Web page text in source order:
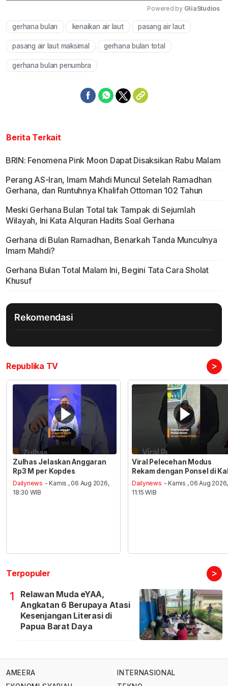
Mute
Powered by GliaStudios
gerhana bulan kenaikan air laut pasang air laut
pasang air laut maksimal gerhana bulan total
gerhana bulan penumbra
Berita Terkait
BRIN: Fenomena Pink Moon Dapat Disaksikan Rabu Malam
Perang AS-Iran, Imam Mahdi Muncul Setelah Ramadhan
Gerhana, dan Runtuhnya Khalifah Ottoman 102 Tahun
Meski Gerhana Bulan Total tak Tampak di Sejumlah
Wilayah, Ini Kata Alquran Hadits Soal Gerhana
Gerhana di Bulan Ramadhan, Benarkah Tanda Munculnya
Imam Mahdi?
Gerhana Bulan Total Malam Ini, Begini Tata Cara Sholat
Khusuf
Rekomendasi
Republika TV >
Zulhas Jelaskan Anggaran
Rp3 M per Kopdes
Dailynews - Kamis , 06 Aug 2026,
18:30 WIB
Viral Pelecehan Modus
Rekam dengan Ponsel di
Dailynews - Kamis , 06 Aug 2026,
11:15 WIB
Terpopuler >
1
Relawan Muda eYAA,
Angkatan 6 Berupaya Atasi
Kesenjangan Literasi di
Papua Barat Daya
AMEERA
INTERNASIONAL